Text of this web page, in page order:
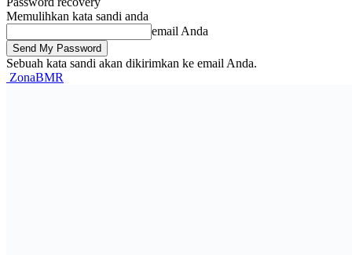
Memulihkan kata sandi anda
email Anda
Sebuah kata sandi akan dikirimkan ke email Anda.
ZonaBMR